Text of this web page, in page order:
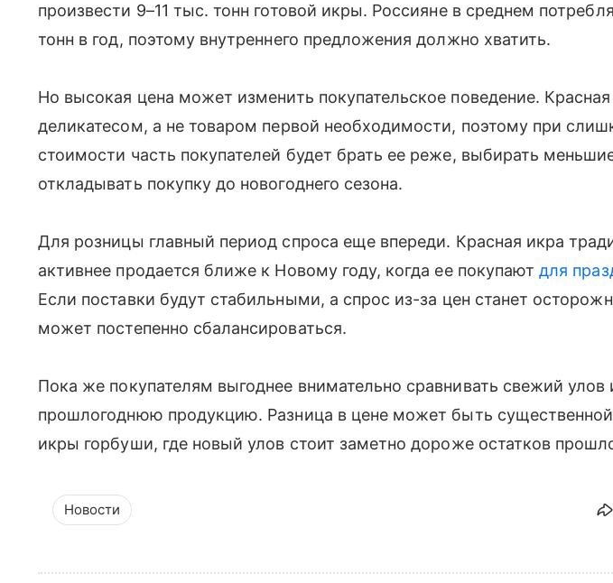
произвести 9–11 тыс. тонн готовой икры. Россияне в среднем
тонн в год, поэтому внутреннего предложения должно хватить.
Но высокая цена может изменить покупательское поведение. Красная
деликатесом, а не товаром первой необходимости, поэтому при
стоимости часть покупателей будет брать ее реже, выбирать
откладывать покупку до новогоднего сезона.
Для розницы главный период спроса еще впереди. Красная икра
активнее продается ближе к Новому году, когда ее покупаютдля
Если поставки будут стабильными, а спрос из-за цен станет
может постепенно сбалансироваться.
Пока же покупателям выгоднее внимательно сравнивать свежий улов
прошлогоднюю продукцию. Разница в цене может быть
икры горбуши, где новый улов стоит заметно дороже остатков
Новости